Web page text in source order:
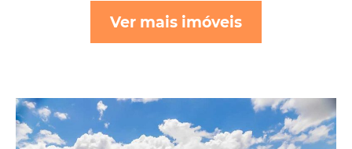
Ver mais imóveis